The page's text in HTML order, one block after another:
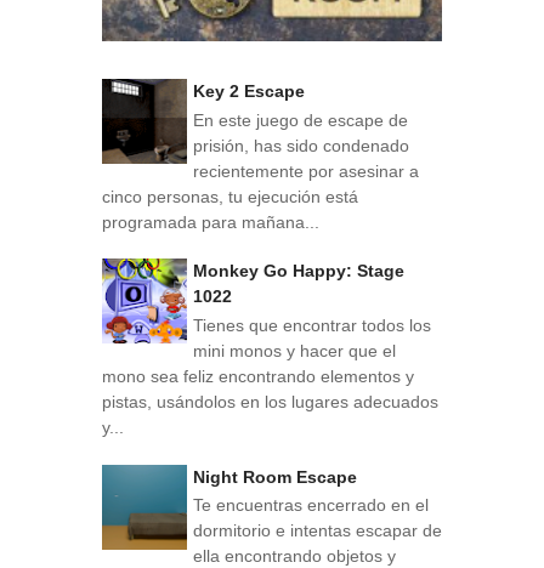
Key 2 Escape
En este juego de escape de
prisión, has sido condenado
recientemente por asesinar a
cinco personas, tu ejecución está
programada para mañana...
Monkey Go Happy: Stage
1022
Tienes que encontrar todos los
mini monos y hacer que el
mono sea feliz encontrando elementos y
pistas, usándolos en los lugares adecuados
y...
Night Room Escape
Te encuentras encerrado en el
dormitorio e intentas escapar de
ella encontrando objetos y